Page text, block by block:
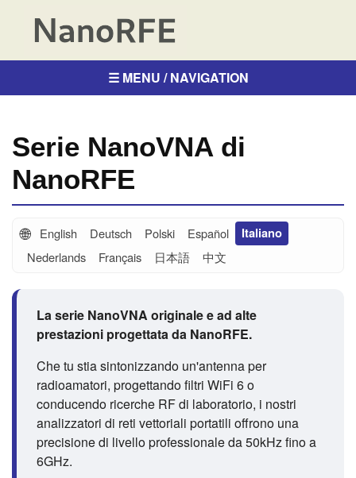
☰ MENU / NAVIGATION
Serie NanoVNA di
NanoRFE
🌐 English Deutsch Polski Español
Italiano
Nederlands
Français 日本語 中文
La serie NanoVNA originale e ad alte
prestazioni progettata da NanoRFE.
Che tu stia sintonizzando un'antenna per
radioamatori, progettando filtri WiFi 6 o
conducendo ricerche RF di laboratorio, i nostri
analizzatori di reti vettoriali portatili offrono una
precisione di livello professionale da 50kHz fino a
6GHz.